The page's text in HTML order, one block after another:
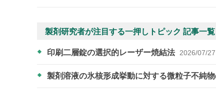
製剤研究者が注目する一押しトピック 記事一覧
印刷二層錠の選択的レーザー焼結法 2026/07/27
製剤溶液の氷核形成挙動に対する微粒子不純